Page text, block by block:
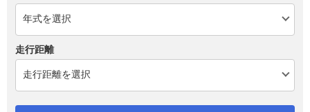
走行距離